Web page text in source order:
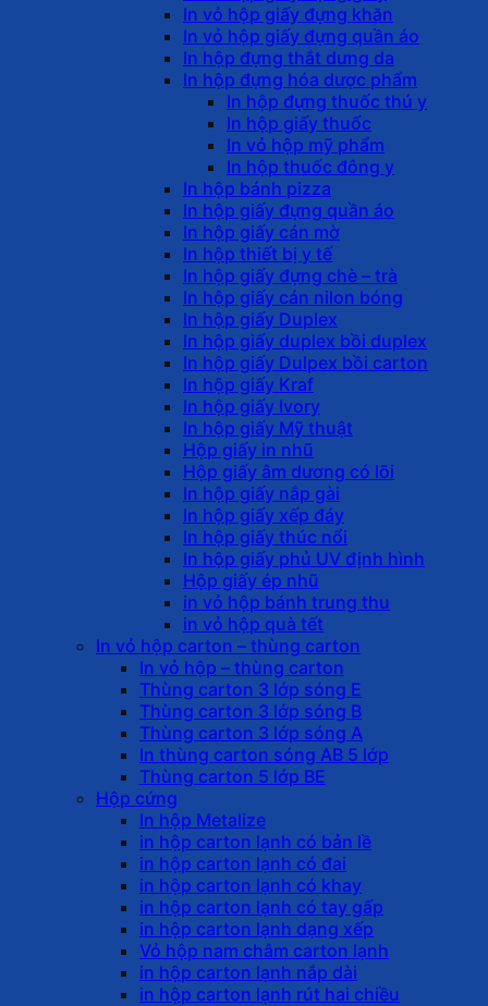
In vỏ hộp giấy đựng khăn
In vỏ hộp giấy đựng quần áo
In hộp đựng thắt dưng da
In hộp đựng hóa dược phẩm
In hộp đựng thuốc thú y
In hộp giấy thuốc
In vỏ hộp mỹ phẩm
In hộp thuốc đông y
In hộp bánh pizza
In hộp giấy đựng quần áo
In hộp giấy cán mờ
In hộp thiết bị y tế
In hộp giấy đựng chè – trà
In hộp giấy cán nilon bóng
In hộp giấy Duplex
In hộp giấy duplex bồi duplex
In hộp giấy Dulpex bồi carton
In hộp giấy Kraf
In hộp giấy Ivory
In hộp giấy Mỹ thuật
Hộp giấy in nhũ
Hộp giấy âm dương có lõi
In hộp giấy nắp gài
In hộp giấy xếp đáy
In hộp giấy thúc nổi
In hộp giấy phủ UV định hình
Hộp giấy ép nhũ
in vỏ hộp bánh trung thu
in vỏ hộp quà tết
In vỏ hộp carton – thùng carton
In vỏ hộp – thùng carton
Thùng carton 3 lớp sóng E
Thùng carton 3 lớp sóng B
Thùng carton 3 lớp sóng A
In thùng carton sóng AB 5 lớp
Thùng carton 5 lớp BE
Hộp cứng
In hộp Metalize
in hộp carton lạnh có bản lề
in hộp carton lạnh có đai
in hộp carton lạnh có khay
in hộp carton lạnh có tay gấp
in hộp carton lạnh dạng xếp
Vỏ hộp nam châm carton lạnh
in hộp carton lạnh nắp dài
in hộp carton lạnh rút hai chiều